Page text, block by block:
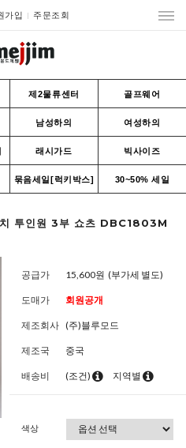
가입 주문조회
제2물류센터 골프웨어
남성하의 여성하의
래시가드 빅사이즈
묶음세일[럭키박스] 30~50% 세일
투인원 3부 쇼츠 DBC1803M
공급가 15,600원 (부가세 별도)
도매가 회원공개
제조회사 (주)블루모드
제조국 중국
배송비 (조건) 지역별
색상